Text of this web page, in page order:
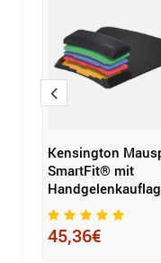
Kensington
SmartFit® mit
45,36€